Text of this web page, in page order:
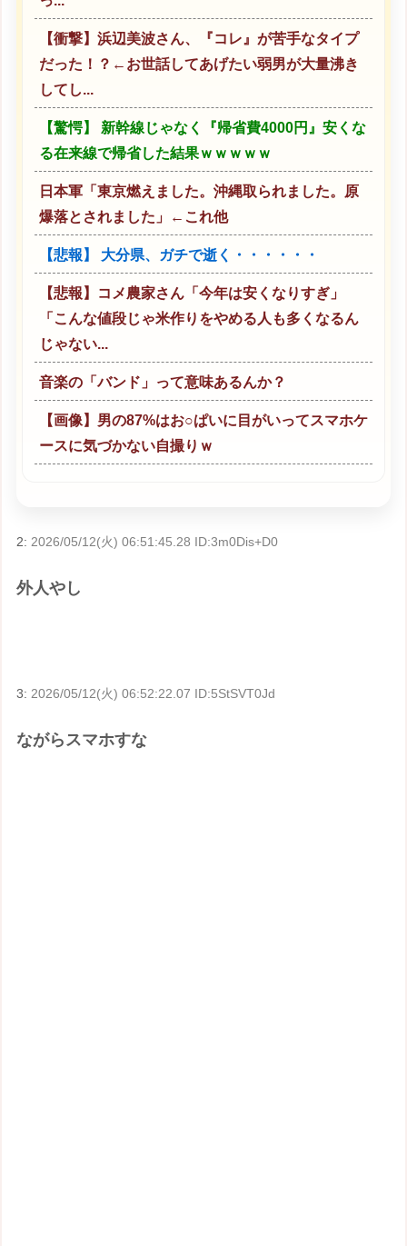
【衝撃】浜辺美波さん、『コレ』が苦手なタイプ
だった！？←お世話してあげたい弱男が大量沸き
してし...
【驚愕】 新幹線じゃなく『帰省費4000円』安くな
る在来線で帰省した結果ｗｗｗｗｗ
日本軍「東京燃えました。沖縄取られました。原
爆落とされました」←これ他
【悲報】 大分県、ガチで逝く・・・・・・
【悲報】コメ農家さん「今年は安くなりすぎ」
「こんな値段じゃ米作りをやめる人も多くなるん
じゃない...
音楽の「バンド」って意味あるんか？
【画像】男の87%はお○ぱいに目がいってスマホケ
ースに気づかない自撮りｗ
2: 2026/05/12(火) 06:51:45.28 ID:3m0Dis+D0
外人やし
3: 2026/05/12(火) 06:52:22.07 ID:5StSVT0Jd
ながらスマホすな